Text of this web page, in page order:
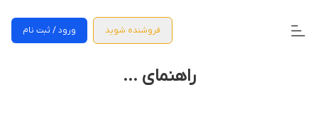
فروشنده شوید ورود / ثبت نام
راهنمای ...